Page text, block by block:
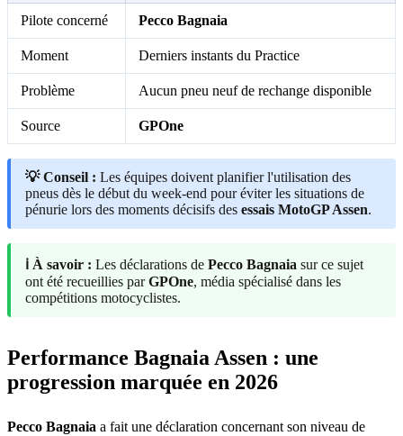
Pilote concerné Pecco Bagnaia
Moment Derniers instants du Practice
Problème Aucun pneu neuf de rechange disponible
Source GPOne
💡 Conseil : Les équipes doivent planifier l'utilisation des
pneus dès le début du week-end pour éviter les situations de
pénurie lors des moments décisifs des essais MotoGP Assen.
ℹ️ À savoir : Les déclarations de Pecco Bagnaia sur ce sujet
ont été recueillies parGPOne, média spécialisé dans les
compétitions motocyclistes.
Performance Bagnaia Assen : une
progression marquée en 2026
Pecco Bagnaia a fait une déclaration concernant son niveau de